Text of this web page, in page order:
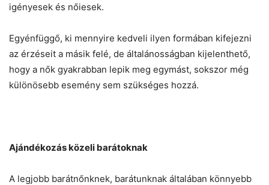
igényesek és nőiesek.
Egyénfüggő, ki mennyire kedveli ilyen formában kifejezni
az érzéseit a másik felé, de általánosságban kijelenthető,
hogy a nők gyakrabban lepik meg egymást, sokszor még
különösebb esemény sem szükséges hozzá.
Ajándékozás közeli barátoknak
A legjobb barátnőnknek, barátunknak általában könnyebb